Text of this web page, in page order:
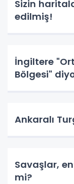
Sizin
edilmiş!
İngiltere
Bölgesi"
Ankaralı
Savaşlar,
mi?